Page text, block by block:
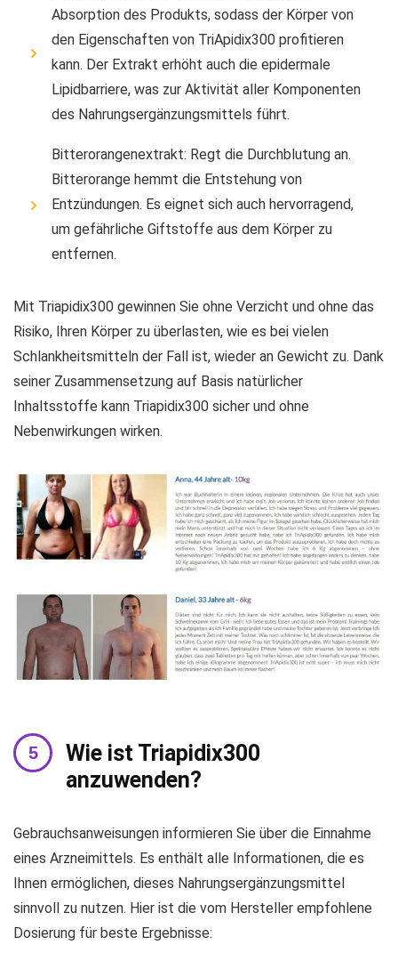
Absorption des Produkts, sodass der Körper von
den Eigenschaften von TriApidix300 profitieren
kann. Der Extrakt erhöht auch die epidermale
Lipidbarriere, was zur Aktivität aller Komponenten
des Nahrungsergänzungsmittels führt.
Bitterorangenextrakt: Regt die Durchblutung an.
Bitterorange hemmt die Entstehung von
Entzündungen. Es eignet sich auch hervorragend,
um gefährliche Giftstoffe aus dem Körper zu
entfernen.
Mit Triapidix300 gewinnen Sie ohne Verzicht und ohne das
Risiko, Ihren Körper zu überlasten, wie es bei vielen
Schlankheitsmitteln der Fall ist, wieder an Gewicht zu. Dank
seiner Zusammensetzung auf Basis natürlicher
Inhaltsstoffe kann Triapidix300 sicher und ohne
Nebenwirkungen wirken.
Wie ist Triapidix300
anzuwenden?
Gebrauchsanweisungen informieren Sie über die Einnahme
eines Arzneimittels. Es enthält alle Informationen, die es
Ihnen ermöglichen, dieses Nahrungsergänzungsmittel
sinnvoll zu nutzen. Hier ist die vom Hersteller empfohlene
Dosierung für beste Ergebnisse: